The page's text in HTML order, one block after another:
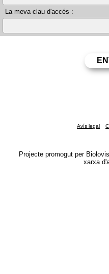
La meva clau d'accés :
Avís legal
Projecte promogut per
xarxa